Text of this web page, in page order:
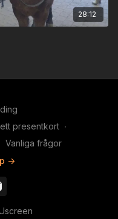
28:12
presentkort ∙
Vanliga frågor
->